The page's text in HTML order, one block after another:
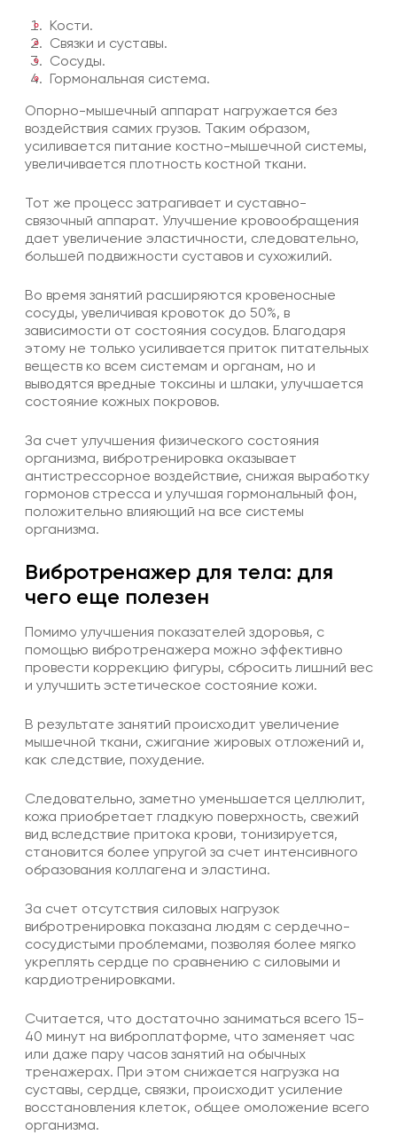
Кости.
Связки и суставы.
Сосуды.
Гормональная система.
Опорно-мышечный аппарат нагружается без
воздействия самих грузов. Таким образом,
усиливается питание костно-мышечной системы,
увеличивается плотность костной ткани.
Тот же процесс затрагивает и суставно-
связочный аппарат. Улучшение кровообращения
дает увеличение эластичности, следовательно,
большей подвижности суставов и сухожилий.
Во время занятий расширяются кровеносные
сосуды, увеличивая кровоток до 50%, в
зависимости от состояния сосудов. Благодаря
этому не только усиливается приток питательных
веществ ко всем системам и органам, но и
выводятся вредные токсины и шлаки, улучшается
состояние кожных покровов.
За счет улучшения физического состояния
организма, вибротренировка оказывает
антистрессорное воздействие, снижая выработку
гормонов стресса и улучшая гормональный фон,
положительно влияющий на все системы
организма.
Вибротренажер для тела: для
чего еще полезен
Помимо улучшения показателей здоровья, с
помощью вибротренажера можно эффективно
провести коррекцию фигуры, сбросить лишний вес
и улучшить эстетическое состояние кожи.
В результате занятий происходит увеличение
мышечной ткани, сжигание жировых отложений и,
как следствие, похудение.
Следовательно, заметно уменьшается целлюлит,
кожа приобретает гладкую поверхность, свежий
вид вследствие притока крови, тонизируется,
становится более упругой за счет интенсивного
образования коллагена и эластина.
За счет отсутствия силовых нагрузок
вибротренировка показана людям с сердечно-
сосудистыми проблемами, позволяя более мягко
укреплять сердце по сравнению с силовыми и
кардиотренировками.
Считается, что достаточно заниматься всего 15-
40 минут на виброплатформе, что заменяет час
или даже пару часов занятий на обычных
тренажерах. При этом снижается нагрузка на
суставы, сердце, связки, происходит усиление
восстановления клеток, общее омоложение всего
организма.